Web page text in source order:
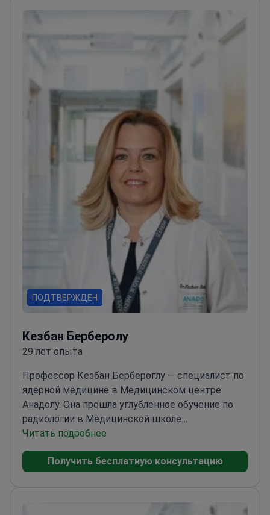
тракта
Выпускник стажировки Онкологического
иммунотерапию и таргетное лечение на поздних
радиойодтерапию при заболеваниях
щитовидной железы в больнице Hisar
ПОДТВЕРЖДЕН
Кезбан Берберолу
29 лет опыта
Профессор Кезбан Бербероглу — специалист по
ядерной медицине в Медицинском центре
Анадолу. Она прошла углубленное обучение по
радиологии в Медицинской школе
Университета Джонса
Хопкинса. Специализируется на ПЭТ-КТ с
галлием-68 при нейроэндокринных опухолях и
терапии раковых клеток с использованием
Прошла
Читать подробнее
Получить бесплатную консультацию